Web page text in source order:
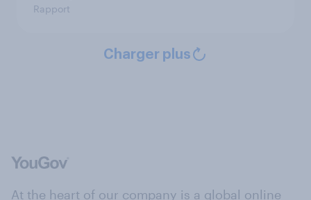
Rapport
Charger plus
At the heart of our company is a global online